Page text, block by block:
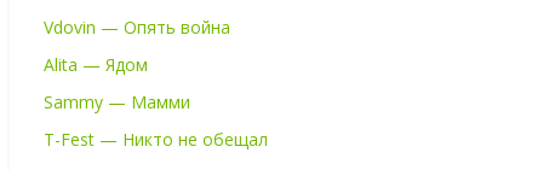
Vdovin — Опять война
Alita — Ядом
Sammy — Мамми
T-Fest — Никто не обещал